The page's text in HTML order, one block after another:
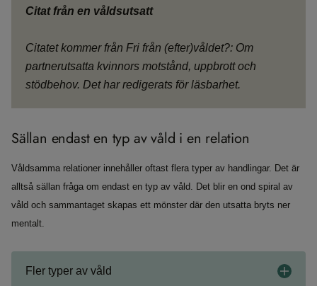
Citat från en våldsutsatt
Citatet kommer från Fri från (efter)våldet?: Om
partnerutsatta kvinnors motstånd, uppbrott och
stödbehov. Det har redigerats för läsbarhet.
Sällan endast en typ av våld i en relation
Våldsamma relationer innehåller oftast flera typer av handlingar. Det är
alltså sällan fråga om endast en typ av våld. Det blir en ond spiral av
våld och sammantaget skapas ett mönster där den utsatta bryts ner
mentalt.
Fler typer av våld